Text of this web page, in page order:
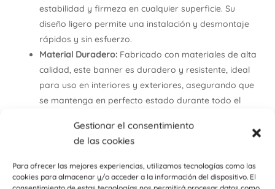
Gestionar el consentimiento
de las cookies
Para ofrecer las mejores experiencias, utilizamos tecnologías como las
cookies para almacenar y/o acceder a la información del dispositivo. El
estabilidad y firmeza en cualquier superficie. Su
diseño ligero permite una instalación y desmontaje
rápidos y sin esfuerzo.
Material Duradero:Fabricado con materiales de alta
calidad, este banner es duradero y resistente, ideal
para uso en interiores y exteriores, asegurando que
se mantenga en perfecto estado durante todo el
Bolsa de Transporte Incluida:Incluye una práctica
bolsa de transporte que facilita el almacenamiento y
el traslado del banner. Perfecto para llevar de un
lugar a otro sin complicaciones.